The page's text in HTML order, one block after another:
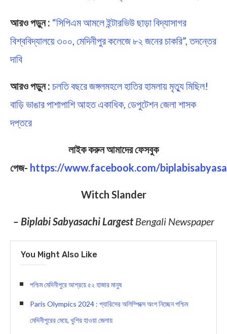
আরও পড়ুন : “সিপিএম আমলে ইন্টারভিউ ছাড়া বিদ্যাসাগর
বিশ্ববিদ্যালয়ে ৩০০, মেদিনীপুর কলেজে ৮২ জনের চাকরি”, তদন্তের
দাবি
আরও পড়ুন : চলতি বছরে জঙ্গলমহলে হাতির হামলায় মৃত্যু মিছিল!
বাড়ি ভাঙার পাশাপাশি আহত একাধিক, ডেপুটেশন জেলা শাসক
দপ্তরে
লাইক করুন আমাদের ফেসবুক
পেজ- https://www.facebook.com/
Witch Slander
– Biplabi Sabyasachi LargestBengali Newspaper
You Might Also Like
পশ্চিম মেদিনীপুরে আশ্রয়ে ৫২ হাজার মানুষ
Paris Olympics 2024 : প্যারিসের অলিম্পিক্সে অংশ নিচ্ছেন পশ্চিম
মেদিনীপুরের মেয়ে, খুশির হাওয়া জেলায়